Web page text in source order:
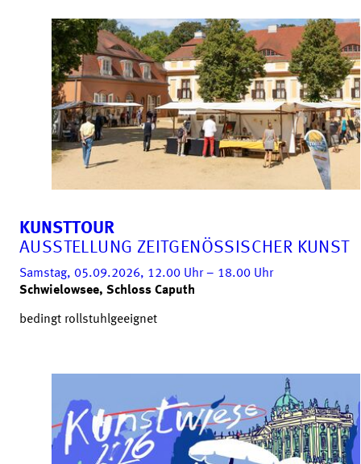
KUNSTTOUR
AUSSTELLUNG ZEITGENÖSSISCHER KUNST
Samstag, 05.09.2026, 12.00 Uhr– 18.00 Uhr
Schwielowsee, Schloss Caputh
bedingt rollstuhlgeeignet